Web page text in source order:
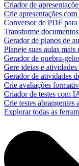
Criador de
Crie apresentações
Conversor de PDF
Transforme
Gerador de planos de
Planeje suas aulas
Gerador de quebra-
Gere ideias e
Gerador de atividades
Crie avaliações
Criador de testes com
Crie testes abrangentes
Explorar todas as